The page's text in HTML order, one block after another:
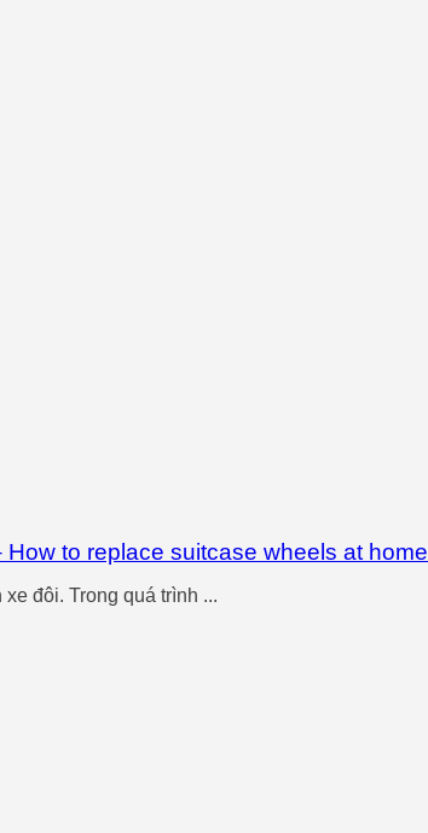
to replace suitcase wheels at home
đôi. Trong quá trình ...